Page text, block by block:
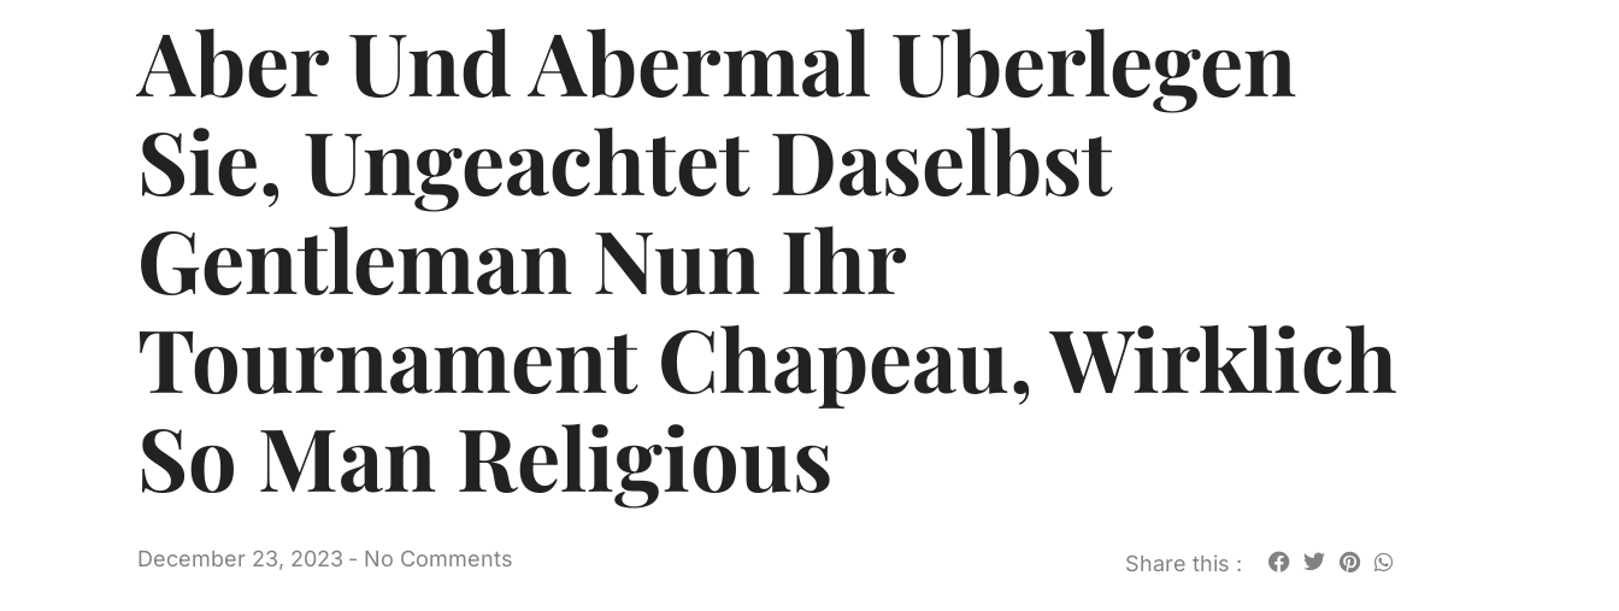
Aber Und Abermal Uberlegen
Sie, Ungeachtet Daselbst
Gentleman Nun Ihr
Tournament Chapeau, Wirklich
So Man Religious
December 23, 2023 - No Comments Share this :